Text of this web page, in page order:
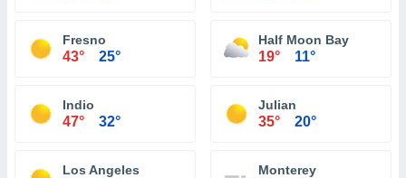
Fresno
43° 25°
Half Moon Bay
19° 11°
Indio
47° 32°
Julian
35° 20°
Los Angeles Monterey